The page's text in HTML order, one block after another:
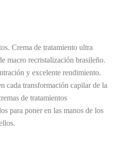
Crema de tratamiento ultra
macro recristalización brasileño.
y excelente rendimiento.
cada transformación capilar de la
de tratamientos
para poner en las manos de los